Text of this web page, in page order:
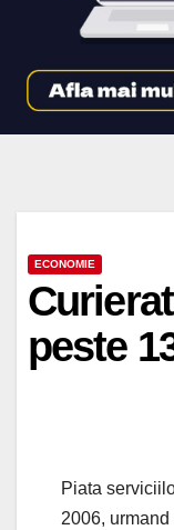
ECONOMIE
peste
Piata
2006,